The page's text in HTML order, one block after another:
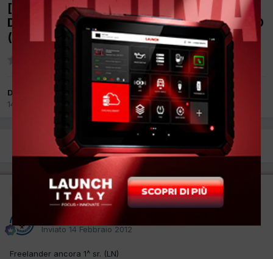
[freelander 01/2006 1951cc 204d3 82Kw
Diesel] non sale di giri errore 4704 (kts) 1260
(autocom)
Da badwork
14 Febbraio 2012
Meccatronica
AVANTI
Pagina 1 di 2
Moderatore
badwork
Inviato 14 Febbraio 2012
Freelander ancora 1^ sr. (LN)